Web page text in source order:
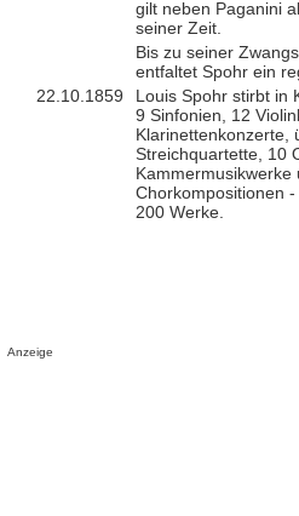
gilt neben Paganini
seiner Zeit.
Bis zu seiner
entfaltet Spohr ein
22.10.1859
Louis Spohr stirbt in
9 Sinfonien, 12
Klarinettenkonzerte,
Streichquartette, 10
Kammermusikwerke
Chorkompositionen
200 Werke.
Anzeige